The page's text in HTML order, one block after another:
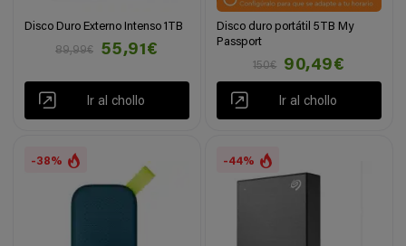
Disco Duro Externo Intenso 1TB
89,99€
55,91€
Ir al chollo
Disco duro portátil 5TB My
Passport
150€
90,49€
Ir al chollo
-38% -44%